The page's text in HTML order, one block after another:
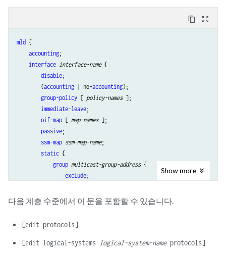
content_copy zoom_out_map
mld {
accounting;
interface interface-name {
disable;
        (
accounting | no-accounting);
group-policy [ policy-names ];
immediate-leave;
oif-map [ map-names ];
passive;
ssm-map ssm-map-name;
static {
group multicast-group-address {
exclude;
group-increment increment;
                }
Show more
다음 계층 수준에서 이 문을 포함할 수 있습니다.
[edit protocols]
[edit logical-systems logical-system-nameprotocols]